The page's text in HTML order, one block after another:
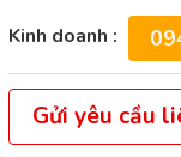
Kinh doanh :
Gửi yêu cầu